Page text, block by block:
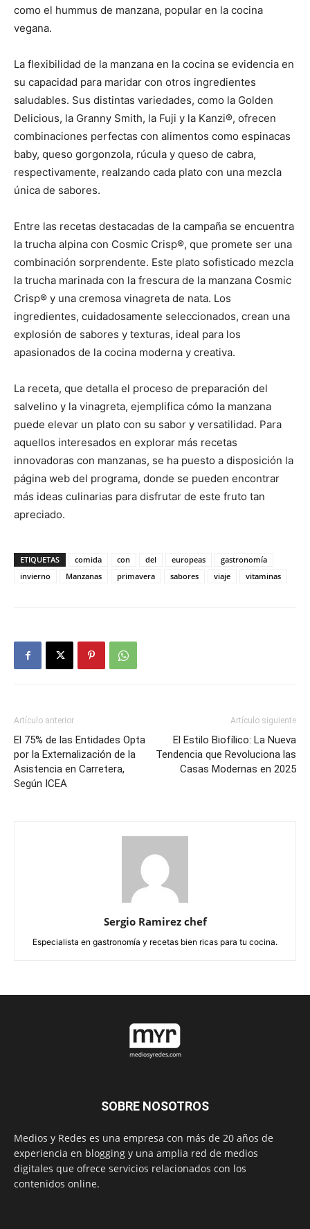
como el hummus de manzana, popular en la cocina
vegana.
La flexibilidad de la manzana en la cocina se evidencia en
su capacidad para maridar con otros ingredientes
saludables. Sus distintas variedades, como la Golden
Delicious, la Granny Smith, la Fuji y la Kanzi®, ofrecen
combinaciones perfectas con alimentos como espinacas
baby, queso gorgonzola, rúcula y queso de cabra,
respectivamente, realzando cada plato con una mezcla
única de sabores.
Entre las recetas destacadas de la campaña se encuentra
la trucha alpina con Cosmic Crisp®, que promete ser una
combinación sorprendente. Este plato sofisticado mezcla
la trucha marinada con la frescura de la manzana Cosmic
Crisp® y una cremosa vinagreta de nata. Los
ingredientes, cuidadosamente seleccionados, crean una
explosión de sabores y texturas, ideal para los
apasionados de la cocina moderna y creativa.
La receta, que detalla el proceso de preparación del
salvelino y la vinagreta, ejemplifica cómo la manzana
puede elevar un plato con su sabor y versatilidad. Para
aquellos interesados en explorar más recetas
innovadoras con manzanas, se ha puesto a disposición la
página web del programa, donde se pueden encontrar
más ideas culinarias para disfrutar de este fruto tan
apreciado.
ETIQUETAS comida con del europeas
gastronomía
invierno
Manzanas primavera sabores viaje vitaminas
Artículo anterior
El 75% de las Entidades Opta
por la Externalización de la
Asistencia en Carretera,
Según ICEA
Artículo siguiente
El Estilo Biofílico: La Nueva
Tendencia que Revoluciona las
Casas Modernas en 2025
Sergio Ramirez chef
Especialista en gastronomía y recetas bien ricas para tu cocina.
SOBRE NOSOTROS
Medios y Redes es una empresa con más de 20 años de
experiencia en blogging y una amplia red de medios
digitales que ofrece servicios relacionados con los
contenidos online.